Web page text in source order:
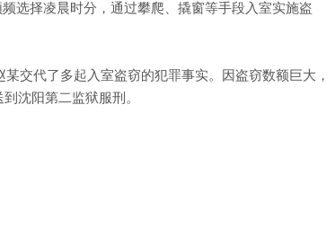
选择凌晨时分，通过攀爬、撬窗等手段入室实施盗
代了多起入室盗窃的犯罪事实。因盗窃数额巨大，
沈阳第二监狱服刑。